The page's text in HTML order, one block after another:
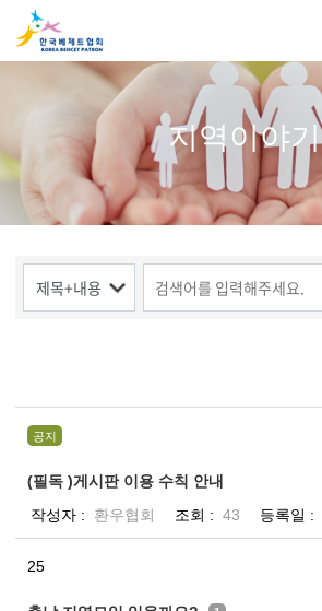
지역이야기
공지
(필독 )게시판 이용 수칙 안내
작성자
환우협회 조회 43 등록일
25